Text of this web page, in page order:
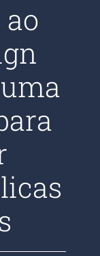
Projetos
Quem somos
Blog